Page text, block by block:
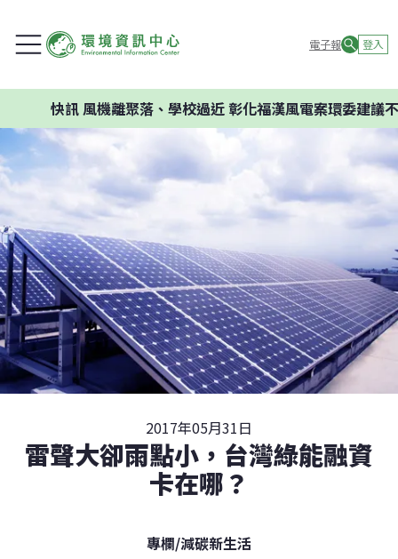
電子報 登入
風機離聚落、學校過近 彰化福漢風電案環委建議不應開發
2017年05月31日
雷聲大卻雨點小，台灣綠能融資
卡在哪？
專欄/減碳新生活